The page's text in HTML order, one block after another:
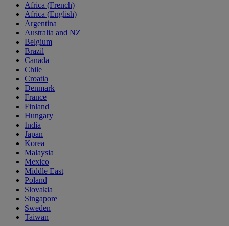
Africa (French)
Africa (English)
Argentina
Australia and NZ
Belgium
Brazil
Canada
Chile
Croatia
Denmark
France
Finland
Hungary
India
Japan
Korea
Malaysia
Mexico
Middle East
Poland
Slovakia
Singapore
Sweden
Taiwan